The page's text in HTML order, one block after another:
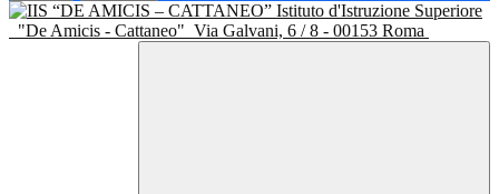
Istituto d'Istruzione Superiore
"De Amicis - Cattaneo" Via Galvani, 6 / 8 - 00153 Roma